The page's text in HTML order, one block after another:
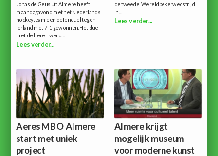
Jonas de Geus uit Almere heeft
maandagavond met het Nederlands
hockeyteam een oefenduel tegen
Ierland met 7-1 gewonnen.Het duel
met de heren werd...
Lees verder...
de tweede Wereldbekerwedstrijd
in...
Lees verder...
Aeres MBO Almere
start met uniek
project
Almere krijgt
mogelijk museum
voor moderne kunst